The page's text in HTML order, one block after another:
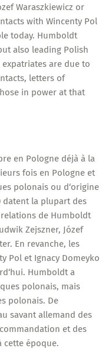
Waraszkiewicz or
with Wincenty Pol
today. Humboldt
also leading Polish
are due to
letters of
in power at that
en Pologne déjà à la
fois en Pologne et
polonais ou d‘origine
datent la plupart des
de Humboldt
Zejszner, Józef
En revanche, les
Pol et Ignacy Domeyko
Humboldt a
polonais, mais
polonais. De
savant allemand des
et des
cette époque.